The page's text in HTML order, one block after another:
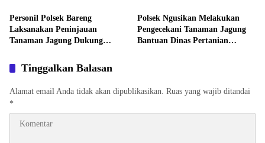
Personil Polsek Bareng
Laksanakan Peninjauan
Tanaman Jagung Dukung
Polsek Ngusikan Melakukan
Pengecekani Tanaman Jagung
Bantuan Dinas Pertanian
Tinggalkan Balasan
Alamat email Anda tidak akan dipublikasikan. Ruas yang wajib ditandai
*